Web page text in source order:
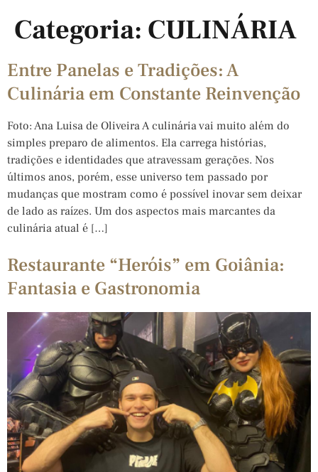
Categoria: CULINÁRIA
Entre Panelas e Tradições: A
Culinária em Constante Reinvenção
Foto: Ana Luisa de Oliveira A culinária vai muito além do
simples preparo de alimentos. Ela carrega histórias,
tradições e identidades que atravessam gerações. Nos
últimos anos, porém, esse universo tem passado por
mudanças que mostram como é possível inovar sem deixar
de lado as raízes. Um dos aspectos mais marcantes da
culinária atual é […]
Restaurante “Heróis” em Goiânia:
Fantasia e Gastronomia